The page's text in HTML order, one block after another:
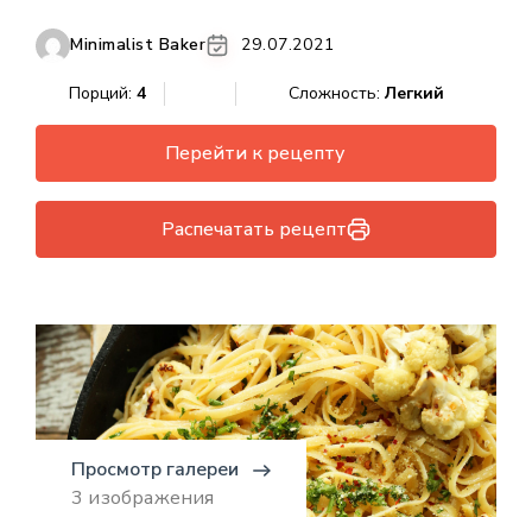
Minimalist Baker 29.07.2021
Порций: 4 Сложность: Легкий
Перейти к рецепту
Распечатать рецепт
Просмотр галереи
3 изображения